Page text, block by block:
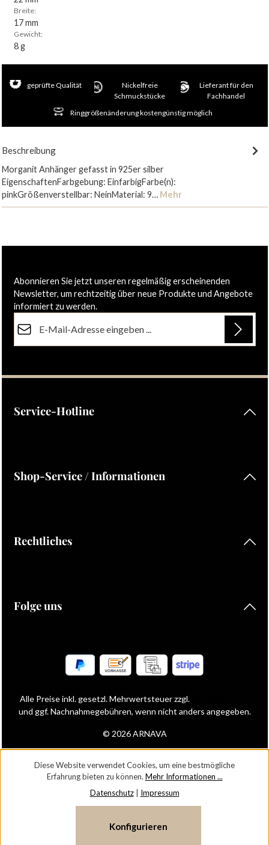
Breite:
17 mm
Gewicht:
8 g
geprüfte Qualität
Nickelfreie
Schmuckstücke
Lieferant für den
Fachhandel
Ringgrößenänderung kostengünstig möglich
Beschreibung
Morganit Anhänger gefasst in 925er silber
EigenschaftenFarbgebung: EinfarbigFarbe(n):
pinkGrößenverstellbar: NeinMaterial: 9… Mehr
Abonnieren Sie jetzt unseren regelmäßig erscheinenden
Newsletter, um rechtzeitig über neue Produkte und Angebote
informiert zu werden.
Ich habe dieDatenschutzbestimmungenzur Kenntnis
Service-Hotline
Shop-Service / Informationen
Rechtliches
Folge uns
© 2026 ARNAVA
Alle Preise inkl. gesetzl. Mehrwertsteuer zzgl.
und ggf. Nachnahmegebühren, wenn nicht anders angegeben.
Diese Website verwendet Cookies, um eine bestmögliche
Erfahrung bieten zu können. Mehr Informationen ...
Datenschutz| Impressum
Konfigurieren